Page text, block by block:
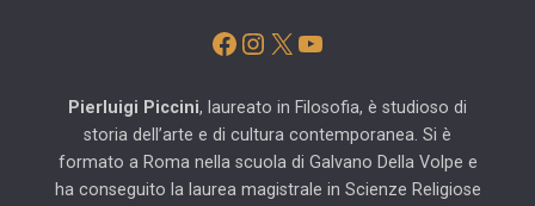
Facebook
Instagram
X YouTube
Pierluigi Piccini, laureato in Filosofia, è studioso di
storia dell’arte e di cultura contemporanea. Si è
formato a Roma nella scuola di Galvano Della Volpe e
ha conseguito la laurea magistrale in Scienze Religiose